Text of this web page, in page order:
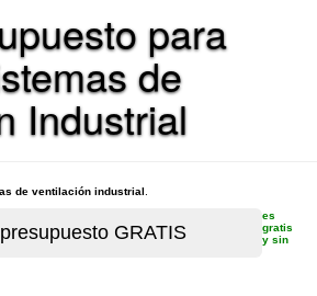
para
de
Industrial
de ventilación industrial
es
gratis
y sin